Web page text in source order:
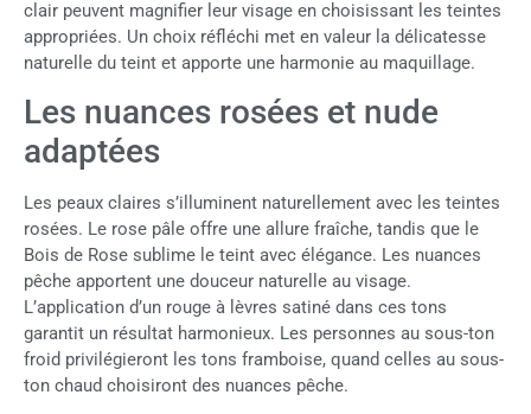
clair peuvent magnifier leur visage en choisissant les teintes
appropriées. Un choix réfléchi met en valeur la délicatesse
naturelle du teint et apporte une harmonie au maquillage.
Les nuances rosées et nude
adaptées
Les peaux claires s’illuminent naturellement avec les teintes
rosées. Le rose pâle offre une allure fraîche, tandis que le
Bois de Rose sublime le teint avec élégance. Les nuances
pêche apportent une douceur naturelle au visage.
L’application d’un rouge à lèvres satiné dans ces tons
garantit un résultat harmonieux. Les personnes au sous-ton
froid privilégieront les tons framboise, quand celles au sous-
ton chaud choisiront des nuances pêche.